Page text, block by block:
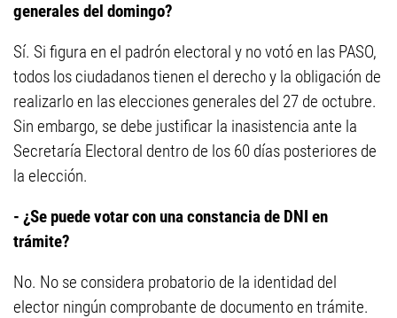
generales del domingo?
Sí. Si figura en el padrón electoral y no votó en las PASO,
todos los ciudadanos tienen el derecho y la obligación de
realizarlo en las elecciones generales del 27 de octubre.
Sin embargo, se debe justificar la inasistencia ante la
Secretaría Electoral dentro de los 60 días posteriores de
la elección.
- ¿Se puede votar con una constancia de DNI en
trámite?
No. No se considera probatorio de la identidad del
elector ningún comprobante de documento en trámite.